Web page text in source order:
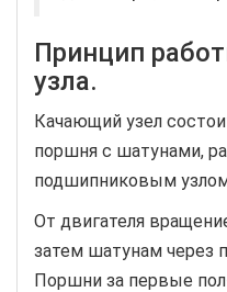
Принцип
узла.
Качающий узел
поршня с шатунами,
подшипниковым
От двигателя
затем шатунам через
Поршни за первые